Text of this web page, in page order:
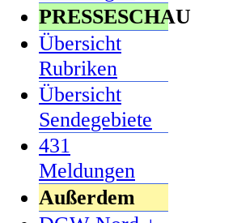
PRESSESCHAU
Übersicht
Rubriken
Übersicht
Sendegebiete
431
Meldungen
Außerdem